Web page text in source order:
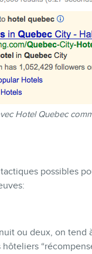
Hotel Quebec
possibles
ou deux, on
hôteliers